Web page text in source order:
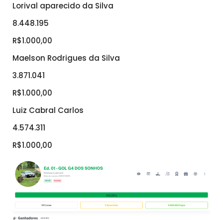
Lorival aparecido da Silva
8.448.195
R$1.000,00
Maelson Rodrigues da Silva
3.871.041
R$1.000,00
Luiz Cabral Carlos
4.574.311
R$1.000,00